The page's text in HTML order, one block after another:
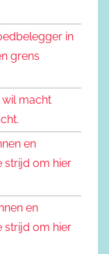
in
grens
wil macht
en
strijd om hier
en
strijd om hier